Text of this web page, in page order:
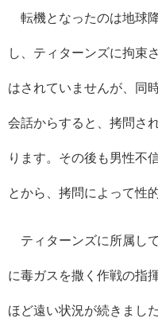
転機となったのは地球
し、ティターンズに拘束
はされていませんが、同
会話からすると、拷問さ
ります。その後も男性不
とから、拷問によって性
ティターンズに所属し
に毒ガスを撒く作戦の指
ほど遠い状況が続きました